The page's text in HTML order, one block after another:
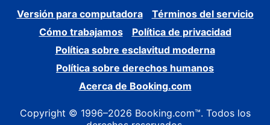
Versión para computadora
Términos del servicio
Cómo trabajamos
Política de privacidad
Política sobre esclavitud moderna
Política sobre derechos humanos
Acerca de Booking.com
Copyright © 1996–2026 Booking.com™. Todos los